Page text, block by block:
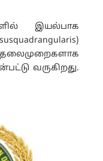
இயல்பாக
வருகிறது.